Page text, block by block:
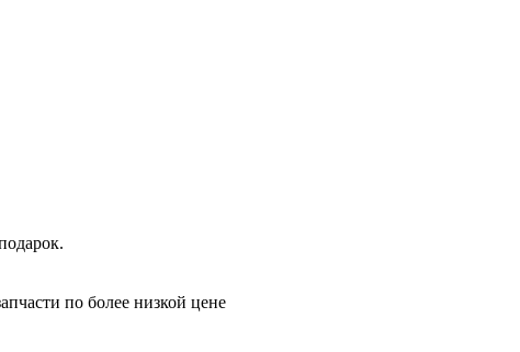
по более низкой цене